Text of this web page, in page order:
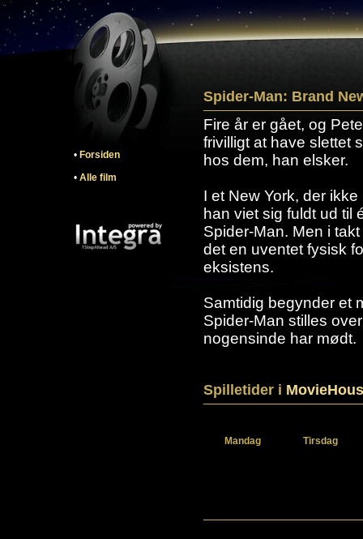
• Forsiden
• Alle film
Spider-Man: Brand
Fire år er gået, og
frivilligt at have slettet
hos dem, han elsker.
I et New York, der
han viet sig fuldt ud til
Spider-Man. Men i
det en uventet fysisk
eksistens.
Samtidig begynder et
Spider-Man stilles
nogensinde har mødt.
Spilletider i
Mandag Tirsdag